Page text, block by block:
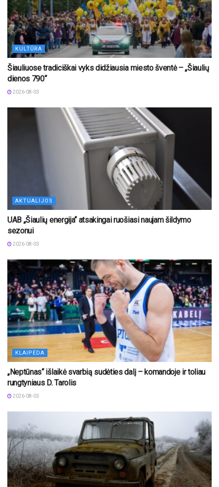
KULTŪRA
Šiauliuose tradiciškai vyks didžiausia miesto šventė – „Šiaulių
dienos 790“
2026-08-03
AKTUALIJOS
UAB „Šiaulių energija“ atsakingai ruošiasi naujam šildymo
sezonui
2026-08-03
KLAIPĖDA
„Neptūnas“ išlaikė svarbią sudėties dalį – komandoje ir toliau
rungtyniaus D. Tarolis
2026-08-03